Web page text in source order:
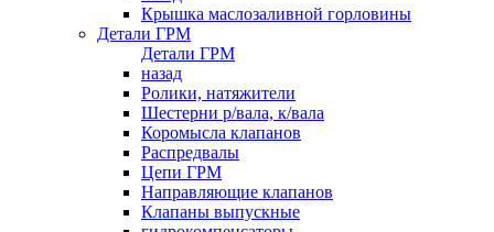
Крышка маслозаливной горловины
Детали ГРМ
Детали ГРМ
назад
Ролики, натяжители
Шестерни р/вала, к/вала
Коромысла клапанов
Распредвалы
Цепи ГРМ
Направляющие клапанов
Клапаны выпускные